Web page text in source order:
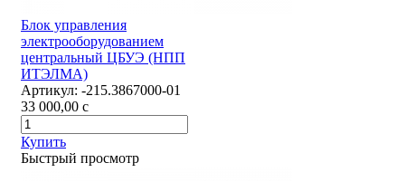
Блок управления
электрооборудованием
центральный ЦБУЭ (НПП
ИТЭЛМА)
Артикул: -215.3867000-01
33 000,00 c
Купить
Быстрый просмотр